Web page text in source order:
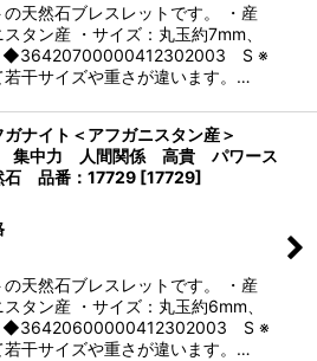
の天然石ブレスレットです。 ・産
タン産 ・サイズ：丸玉約7mm、
◆36420700000412302003 S ※
若干サイズや重さが違います。…
ナイト＜アフガニスタン産＞
中力 人間関係 高貴 パワース
石 品番：17729 [17729]
の天然石ブレスレットです。 ・産
タン産 ・サイズ：丸玉約6mm、
◆36420600000412302003 S ※
若干サイズや重さが違います。…